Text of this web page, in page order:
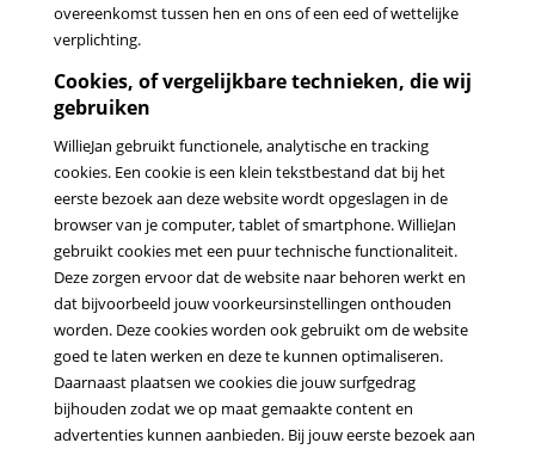
overeenkomsttussen hen en ons of een eed of wettelijke
verplichting.
Cookies, of vergelijkbare technieken, die wij
gebruiken
WillieJan gebruikt functionele, analytische en tracking
cookies. Een cookie is een klein tekstbestand dat bij het
eerste bezoek aan deze website wordt opgeslagen in de
browser van je computer, tablet of smartphone. WillieJan
gebruikt cookies met een puur technische functionaliteit.
Deze zorgen ervoor dat de website naar behoren werkt en
dat bijvoorbeeld jouw voorkeursinstellingen onthouden
worden. Deze cookies worden ook gebruikt om de website
goed te laten werken en deze te kunnen optimaliseren.
Daarnaast plaatsen we cookies die jouw surfgedrag
bijhouden zodat we op maat gemaakte content en
advertenties kunnen aanbieden. Bij jouw eerste bezoek aan